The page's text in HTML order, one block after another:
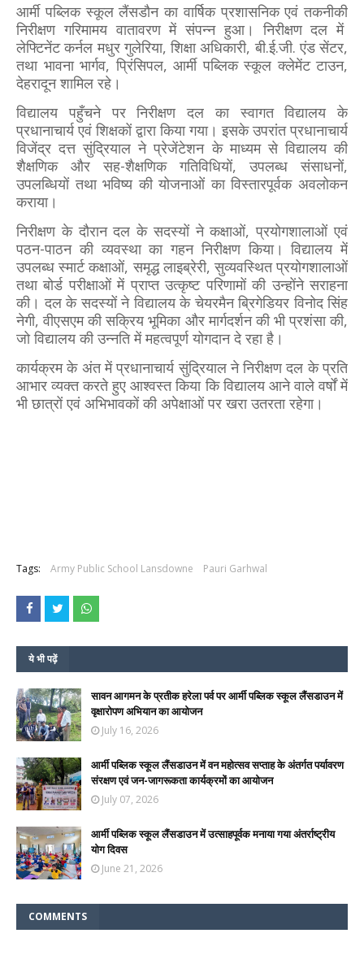
आर्मी पब्लिक स्कूल लैंसडौन का वार्षिक प्रशासनिक एवं तकनीकी
निरीक्षण गरिमामय वातावरण में संपन्न हुआ। निरीक्षण दल में
लेफ्टिनेंट कर्नल मधुर गुलेरिया, शिक्षा अधिकारी, बी.ई.जी. एंड सेंटर,
तथा भावना भार्गव, प्रिंसिपल, आर्मी पब्लिक स्कूल क्लेमेंट टाउन,
देहरादून शामिल रहे।
विद्यालय पहुँचने पर निरीक्षण दल का स्वागत विद्यालय के
प्रधानाचार्य एवं शिक्षकों द्वारा किया गया। इसके उपरांत प्रधानाचार्य
विजेंद्र दत्त सुंद्रियाल ने प्रेजेंटेशन के माध्यम से विद्यालय की
शैक्षणिक और सह-शैक्षणिक गतिविधियों, उपलब्ध संसाधनों,
उपलब्धियों तथा भविष्य की योजनाओं का विस्तारपूर्वक अवलोकन
कराया।
निरीक्षण के दौरान दल के सदस्यों ने कक्षाओं, प्रयोगशालाओं एवं
पठन-पाठन की व्यवस्था का गहन निरीक्षण किया। विद्यालय में
उपलब्ध स्मार्ट कक्षाओं, समृद्ध लाइब्रेरी, सुव्यवस्थित प्रयोगशालाओं
तथा बोर्ड परीक्षाओं में प्राप्त उत्कृष्ट परिणामों की उन्होंने सराहना
की। दल के सदस्यों ने विद्यालय के चेयरमैन ब्रिगेडियर विनोद सिंह
नेगी, वीएसएम की सक्रिय भूमिका और मार्गदर्शन की भी प्रशंसा की,
जो विद्यालय की उन्नति में महत्वपूर्ण योगदान दे रहा है।
कार्यक्रम के अंत में प्रधानाचार्य सुंद्रियाल ने निरीक्षण दल के प्रति
आभार व्यक्त करते हुए आश्वस्त किया कि विद्यालय आने वाले वर्षों में
भी छात्रों एवं अभिभावकों की अपेक्षाओं पर खरा उतरता रहेगा।
Tags: Army Public School Lansdowne Pauri Garhwal
ये भी पढ़ें
सावन आगमन के प्रतीक हरेला पर्व पर आर्मी पब्लिक स्कूल लैंसडाउन में
वृक्षारोपण अभियान का आयोजन
July 16, 2026
आर्मी पब्लिक स्कूल लैंसडाउन में वन महोत्सव सप्ताह के अंतर्गत पर्यावरण
संरक्षण एवं जन-जागरूकता कार्यक्रमों का आयोजन
July 07, 2026
आर्मी पब्लिक स्कूल लैंसडाउन में उत्साहपूर्वक मनाया गया अंतर्राष्ट्रीय
योग दिवस
June 21, 2026
COMMENTS